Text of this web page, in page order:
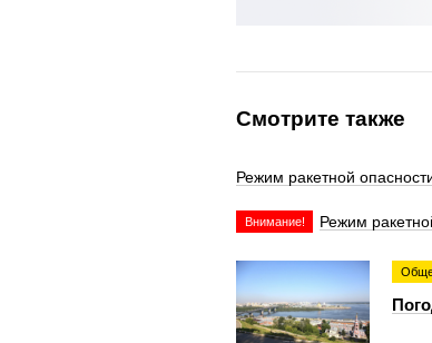
Смотрите также
Режим ракетной
Внимание! Режим